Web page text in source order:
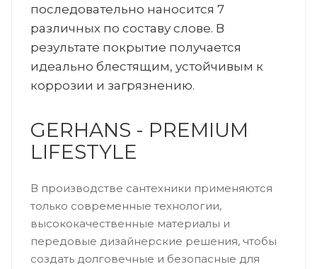
последовательно наносится 7
различных по составу слове. В
результате покрытие получается
идеально блестящим, устойчивым к
коррозии и загрязнению.
GERHANS - PREMIUM
LIFESTYLE
В производстве сантехники применяются
только современные технологии,
высококачественные материалы и
передовые дизайнерские решения, чтобы
создать долговечные и безопасные для